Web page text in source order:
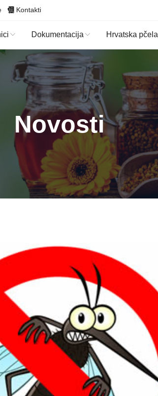
Kontakti
Dokumentacija Hrvatska pčela
Novosti